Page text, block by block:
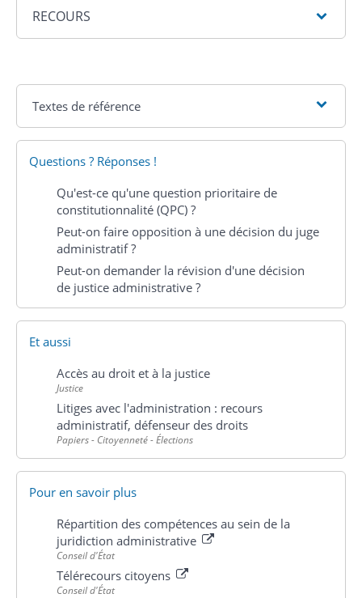
RECOURS
Textes de référence
Questions ? Réponses !
Qu'est-ce qu'une question prioritaire de
constitutionnalité (QPC) ?
Peut-on faire opposition à une décision du juge
administratif ?
Peut-on demander la révision d'une décision
de justice administrative ?
Et aussi
Accès au droit et à la justice
Justice
Litiges avec l'administration : recours
administratif, défenseur des droits
Papiers - Citoyenneté - Élections
Pour en savoir plus
Répartition des compétences au sein de la
juridiction administrative
Conseil d'État
Télérecours citoyens
Conseil d'État